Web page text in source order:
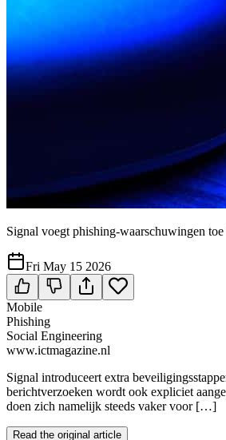
Signal voegt phishing-waarschuwingen
Fri May 15 2026
Mobile
Phishing
Social Engineering
www.ictmagazine.nl
Signal introduceert extra
berichtverzoeken wordt ook expliciet
doen zich namelijk steeds vaker voor […]
Read the original article